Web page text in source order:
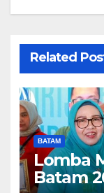
Related
BATAM
Lomba
Batam